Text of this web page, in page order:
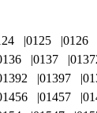
0125 0126
0137
01397
01457